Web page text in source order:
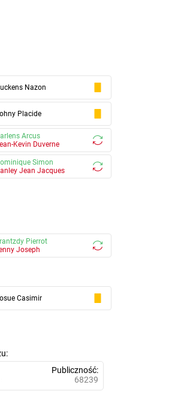
Nazon
Placide
Arcus
Kevin Duverne
Simon
Jean Jacques
Pierrot
Joseph
Casimir
Publiczność
68239